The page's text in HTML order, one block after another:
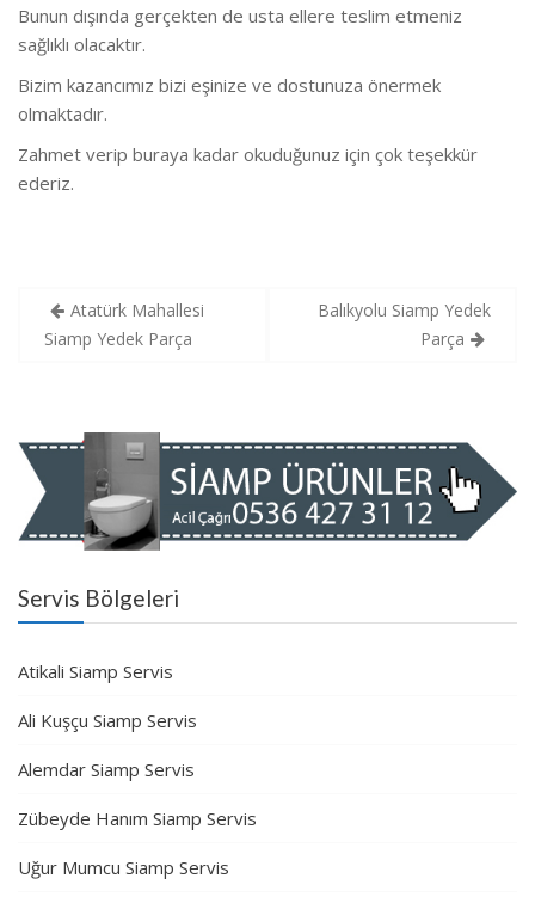
Bunun dışında gerçekten de usta ellere teslim etmeniz
sağlıklı olacaktır.
Bizim kazancımız bizi eşinize ve dostunuza önermek
olmaktadır.
Zahmet verip buraya kadar okuduğunuz için çok teşekkür
ederiz.
Yazı
gezinmesi
Atatürk Mahallesi
Siamp Yedek Parça
Balıkyolu Siamp Yedek
Parça
Servis Bölgeleri
Atikali Siamp Servis
Ali Kuşçu Siamp Servis
Alemdar Siamp Servis
Zübeyde Hanım Siamp Servis
Uğur Mumcu Siamp Servis